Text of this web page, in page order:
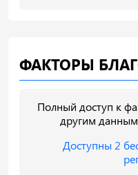
ФАКТОРЫ
Полный доступ к
другим
Доступны 2